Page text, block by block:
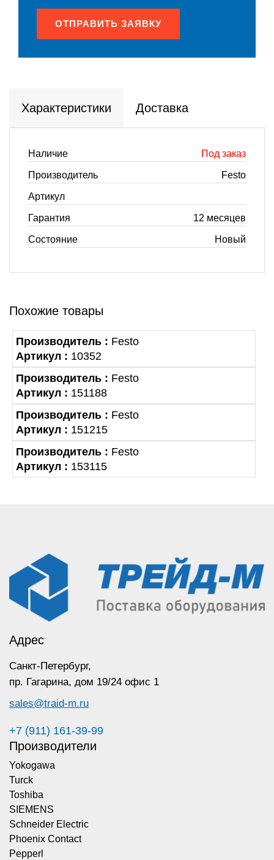
ОТПРАВИТЬ ЗАЯВКУ
Характеристики Доставка
Наличие Под заказ
Производитель Festo
Артикул
Гарантия 12 месяцев
Состояние Новый
Похожие товары
Производитель : Festo
Артикул : 10352
Производитель : Festo
Артикул : 151188
Производитель : Festo
Артикул : 151215
Производитель : Festo
Артикул : 153115
Адрес
Санкт-Петербург,
пр. Гагарина, дом 19/24 офис 1
sales@traid-m.ru
+7 (911) 161-39-99
Производители
Yokogawa
Turck
Toshiba
SIEMENS
Schneider Electric
Phoenix Contact
Pepperl